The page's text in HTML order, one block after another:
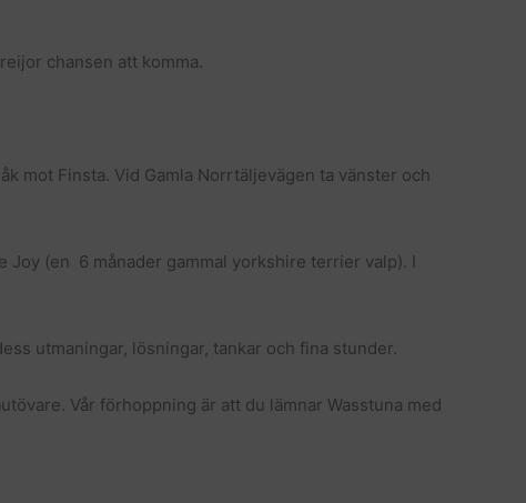
chansen att komma.
mot Finsta. Vid Gamla Norrtäljevägen ta vänster och
Joy (en 6 månader gammal yorkshire terrier valp). I
utmaningar, lösningar, tankar och fina stunder.
Vår förhoppning är att du lämnar Wasstuna med